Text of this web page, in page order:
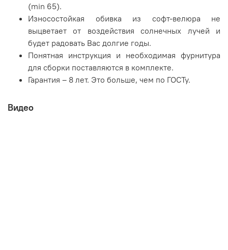
(min 65).
Износостойкая обивка из софт-велюра не
выцветает от воздействия солнечных лучей и
будет радовать Вас долгие годы.
Понятная инструкция и необходимая фурнитура
для сборки поставляются в комплекте.
Гарантия – 8 лет. Это больше, чем по ГОСТу.
Видео